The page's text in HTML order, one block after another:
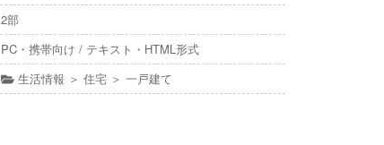
2部
PC・携帯向け / テキスト・HTML形式
生活情報 ＞ 住宅 ＞ 一戸建て